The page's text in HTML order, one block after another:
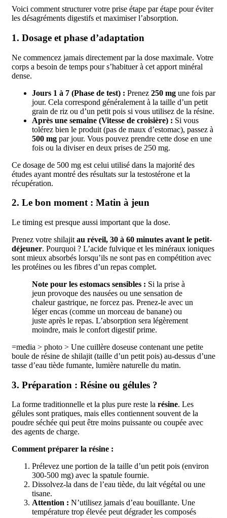
Voici comment structurer votre prise étape par étape pour éviter
les désagréments digestifs et maximiser l’absorption.
1. Dosage et phase d’adaptation
Ne commencez jamais directement par la dose maximale. Votre
corps a besoin de temps pour s’habituer à cet apport minéral
dense.
Jours 1 à 7 (Phase de test) : Prenez 250 mg une fois par
jour. Cela correspond généralement à la taille d’un petit
grain de riz ou d’un petit pois si vous utilisez de la résine.
Après une semaine (Vitesse de croisière) : Si vous
tolérez bien le produit (pas de maux d’estomac), passez à
500 mg par jour. Vous pouvez prendre cette dose en une
fois ou la diviser en deux prises de 250 mg.
Ce dosage de 500 mg est celui utilisé dans la majorité des
études ayant montré des résultats sur la testostérone et la
récupération.
2. Le bon moment : Matin à jeun
Le timing est presque aussi important que la dose.
Prenez votre shilajit au réveil, 30 à 60 minutes avant le petit-
déjeuner. Pourquoi ? L’acide fulvique et les minéraux ioniques
sont mieux absorbés lorsqu’ils ne sont pas en compétition avec
les protéines ou les fibres d’un repas complet.
Note pour les estomacs sensibles : Si la prise à
jeun provoque des nausées ou une sensation de
chaleur gastrique, ne forcez pas. Prenez-le avec un
léger encas (comme un morceau de banane) ou
juste après le repas. L’absorption sera légèrement
moindre, mais le confort digestif prime.
=media > photo > Une cuillère doseuse contenant une petite
boule de résine de shilajit (taille d’un petit pois) au-dessus d’une
tasse d’eau tiède fumante, lumière naturelle du matin.
3. Préparation : Résine ou gélules ?
La forme traditionnelle et la plus pure reste la résine. Les
gélules sont pratiques, mais elles contiennent souvent de la
poudre séchée qui peut être moins puissante ou coupée avec
des agents de charge.
Comment préparer la résine :
Prélevez une portion de la taille d’un petit pois (environ
300-500 mg) avec la spatule fournie.
Dissolvez-la dans de l’eau tiède, du lait végétal ou une
tisane.
Attention : N’utilisez jamais d’eau bouillante. Une
température trop élevée peut dégrader les composés